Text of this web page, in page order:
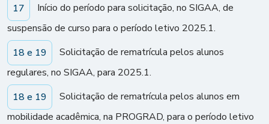
17
Início do período para solicitação, no SIGAA, de
suspensão de curso para o período letivo 2025.1.
18 e 19
Solicitação de rematrícula pelos alunos
regulares, no SIGAA, para 2025.1.
18 e 19
Solicitação de rematrícula pelos alunos em
mobilidade acadêmica, na PROGRAD, para o período letivo